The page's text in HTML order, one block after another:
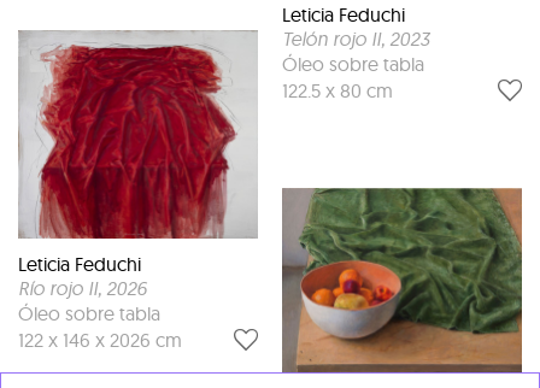
Leticia Feduchi
Río rojo II, 2026
Óleo sobre tabla
122 x 146 x 2026 cm
Leticia Feduchi
Telón rojo II, 2023
Óleo sobre tabla
122.5 x 80 cm